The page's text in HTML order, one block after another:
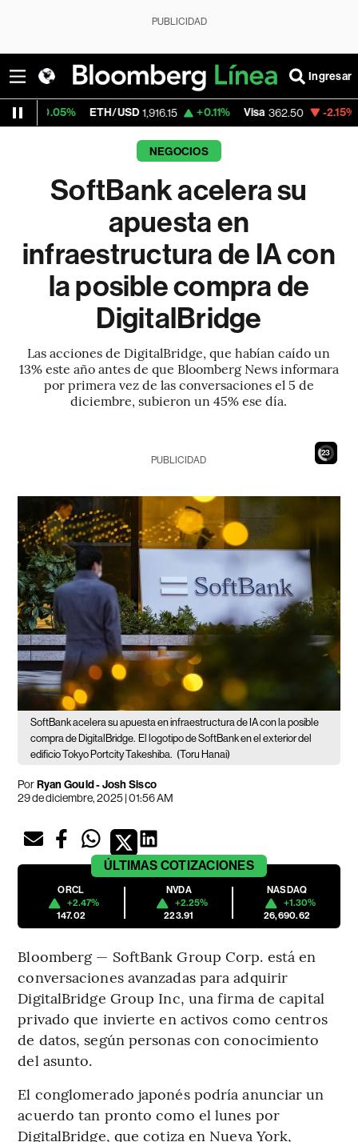
PUBLICIDAD
Ingresar
ETH/USD 1,916.15 +0.11% Visa 362.50 -2.15%
NEGOCIOS
SoftBank acelera su
apuesta en
infraestructura de IA con
la posible compra de
DigitalBridge
Las acciones de DigitalBridge, que habían caído un
13% este año antes de que Bloomberg News informara
por primera vez de las conversaciones el 5 de
diciembre, subieron un 45% ese día.
21
PUBLICIDAD
SoftBank acelera su apuesta en infraestructura de IA con la posible
compra de DigitalBridge. El logotipo de SoftBank en el exterior del
edificio Tokyo Portcity Takeshiba. (Toru Hanai)
PorRyan Gould - Josh Sisco
29 de diciembre, 2025 | 01:56 AM
ÚLTIMAS COTIZACIONES
ORCL
+2.47%
147.02
NVDA
+2.25%
223.91
NASDAQ
+1.30%
26,690.62
Bloomberg — SoftBank Group Corp. está en
conversaciones avanzadas para adquirir
DigitalBridge Group Inc, una firma de capital
privado que invierte en activos como centros
de datos, según personas con conocimiento
del asunto.
El conglomerado japonés podría anunciar un
acuerdo tan pronto como el lunes por
DigitalBridge, que cotiza en Nueva York,